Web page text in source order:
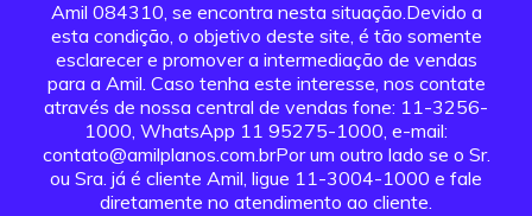
Amil 084310, se encontra nesta situação.Devido a
esta condição, o objetivo deste site, é tão somente
esclarecer e promover a intermediação de vendas
para a Amil. Caso tenha este interesse, nos contate
através de nossa central de vendas fone: 11-3256-
1000, WhatsApp 11 95275-1000, e-mail:
contato@amilplanos.com.brPor um outro lado se o Sr.
ou Sra. já é cliente Amil, ligue 11-3004-1000 e fale
diretamente no atendimento ao cliente.